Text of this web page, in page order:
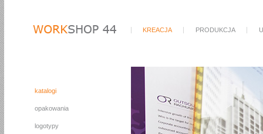
katalogi
opakowania
logotypy
KREACJA PRODUKCJA